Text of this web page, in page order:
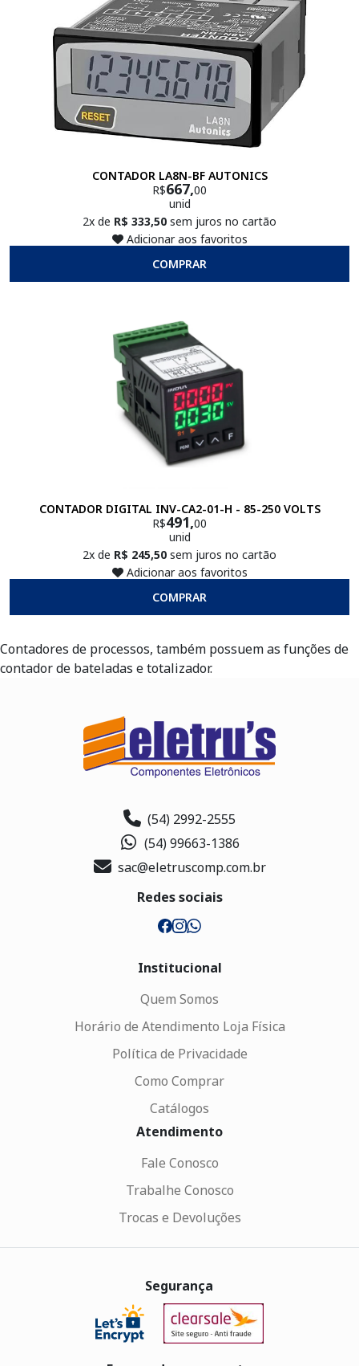
CONTADOR LA8N-BF AUTONICS
R$667,00
unid
2x de R$ 333,50 sem juros no cartão
Adicionar aos favoritos
COMPRAR
CONTADOR DIGITAL INV-CA2-01-H - 85-250 VOLTS
R$491,00
unid
2x de R$ 245,50 sem juros no cartão
Adicionar aos favoritos
COMPRAR
Contadores de processos, também possuem as funções de
contador de bateladas e totalizador.
(54) 2992-2555
(54) 99663-1386
sac@eletruscomp.com.br
Redes sociais
Institucional
Quem Somos
Horário de Atendimento Loja Física
Política de Privacidade
Como Comprar
Catálogos
Atendimento
Fale Conosco
Trabalhe Conosco
Trocas e Devoluções
Segurança